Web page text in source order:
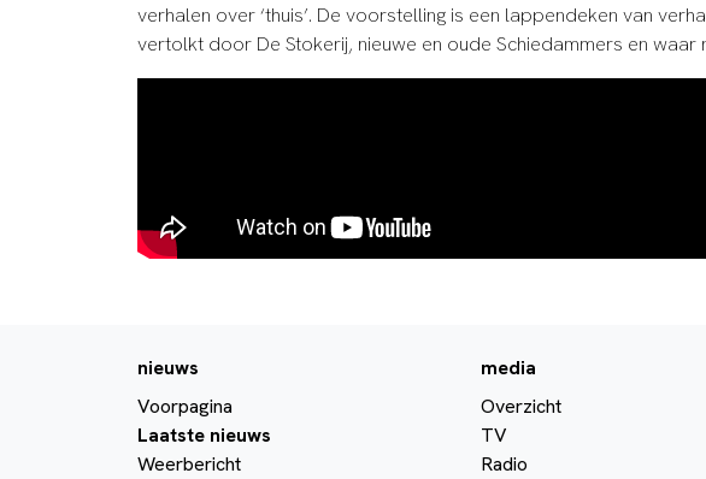
verhalen over ‘thuis’. De voorstelling is een lappendeken van
vertolkt door De Stokerij, nieuwe en oude Schiedammers en waar
nieuws
Voorpagina
Laatste nieuws
Weerbericht
media
Overzicht
TV
Radio